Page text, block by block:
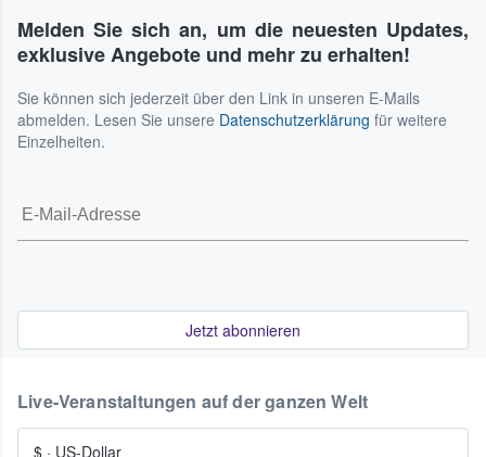
Melden Sie sich an, um die neuesten Updates,
exklusive Angebote und mehr zu erhalten!
Sie können sich jederzeit über den Link in unseren E-Mails
abmelden. Lesen Sie unsere Datenschutzerklärung für weitere
Einzelheiten.
Jetzt abonnieren
Live-Veranstaltungen auf der ganzen Welt
$ · US-Dollar